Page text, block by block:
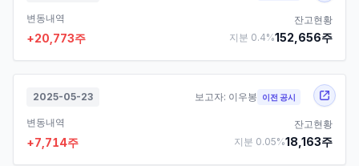
변동내역
+20,773주
잔고현황
지분 0.4%152,656주
2025-05-23 보고자: 이우봉 이전 공시
변동내역
+7,714주
잔고현황
지분 0.05%18,163주